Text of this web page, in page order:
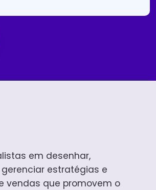
em desenhar,
estratégias e
vendas que promovem o